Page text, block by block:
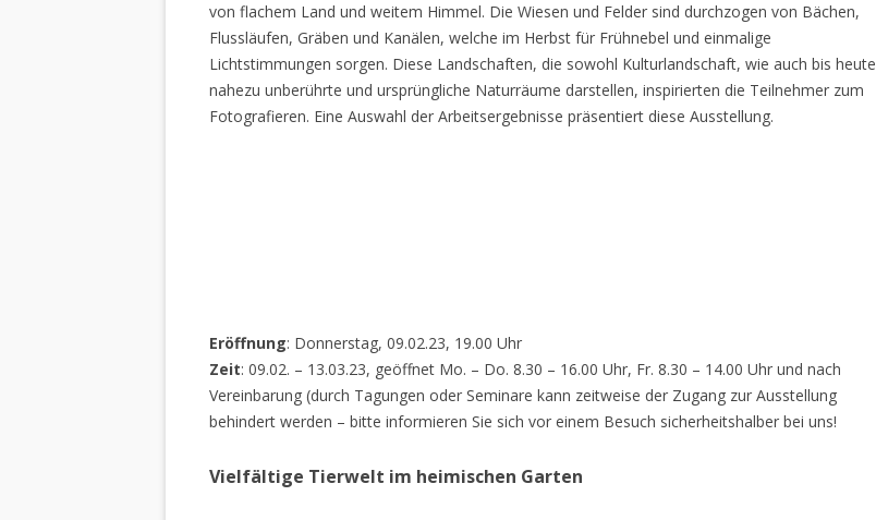
von flachem Land und weitem Himmel. Die Wiesen und Felder sind durchzogen von Bächen,
Flussläufen, Gräben und Kanälen, welche im Herbst für Frühnebel und einmalige
Lichtstimmungen sorgen. Diese Landschaften, die sowohl Kulturlandschaft, wie auch bis heute
nahezu unberührte und ursprüngliche Naturräume darstellen, inspirierten die Teilnehmer zum
Fotografieren. Eine Auswahl der Arbeitsergebnisse präsentiert diese Ausstellung.
Eröffnung: Donnerstag, 09.02.23, 19.00 Uhr
Zeit: 09.02. – 13.03.23, geöffnet Mo. – Do. 8.30 – 16.00 Uhr, Fr. 8.30 – 14.00 Uhr und nach
Vereinbarung (durch Tagungen oder Seminare kann zeitweise der Zugang zur Ausstellung
behindert werden – bitte informieren Sie sich vor einem Besuch sicherheitshalber bei uns!
Vielfältige Tierwelt im heimischen Garten